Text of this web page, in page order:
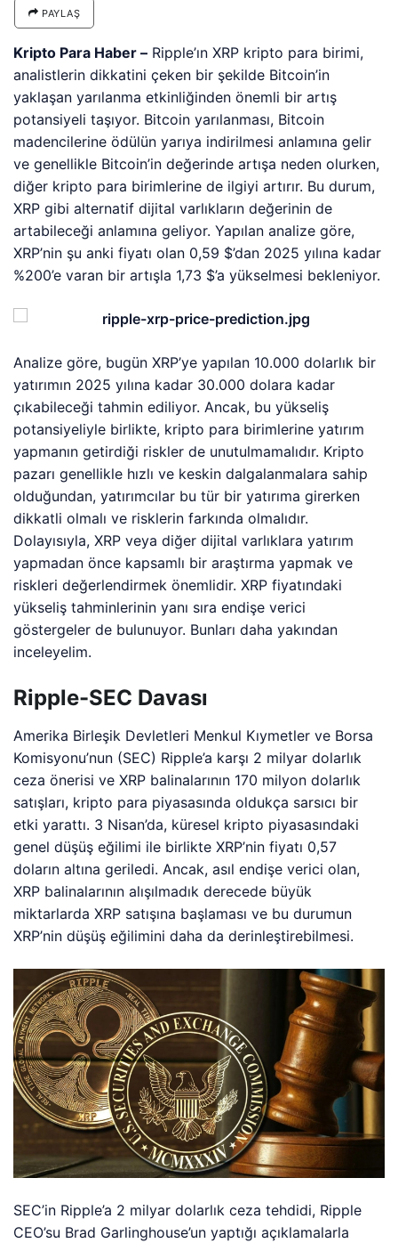
PAYLAŞ
Kripto Para Haber – Ripple’ın XRP kripto para birimi,
analistlerin dikkatini çeken bir şekilde Bitcoin’in
yaklaşan yarılanma etkinliğinden önemli bir artış
potansiyeli taşıyor. Bitcoin yarılanması, Bitcoin
madencilerine ödülün yarıya indirilmesi anlamına gelir
ve genellikle Bitcoin’in değerinde artışa neden olurken,
diğer kripto para birimlerine de ilgiyi artırır. Bu durum,
XRP gibi alternatif dijital varlıkların değerinin de
artabileceği anlamına geliyor. Yapılan analize göre,
XRP’nin şu anki fiyatı olan 0,59 $’dan 2025 yılına kadar
%200’e varan bir artışla 1,73 $’a yükselmesi bekleniyor.
Analize göre, bugün XRP’ye yapılan 10.000 dolarlık bir
yatırımın 2025 yılına kadar 30.000 dolara kadar
çıkabileceği tahmin ediliyor. Ancak, bu yükseliş
potansiyeliyle birlikte, kripto para birimlerine yatırım
yapmanın getirdiği riskler de unutulmamalıdır. Kripto
pazarı genellikle hızlı ve keskin dalgalanmalara sahip
olduğundan, yatırımcılar bu tür bir yatırıma girerken
dikkatli olmalı ve risklerin farkında olmalıdır.
Dolayısıyla, XRP veya diğer dijital varlıklara yatırım
yapmadan önce kapsamlı bir araştırma yapmak ve
riskleri değerlendirmek önemlidir. XRP fiyatındaki
yükseliş tahminlerinin yanı sıra endişe verici
göstergeler de bulunuyor. Bunları daha yakından
inceleyelim.
Ripple-SEC Davası
Amerika Birleşik Devletleri Menkul Kıymetler ve Borsa
Komisyonu’nun (SEC) Ripple’a karşı 2 milyar dolarlık
ceza önerisi ve XRP balinalarının 170 milyon dolarlık
satışları, kripto para piyasasında oldukça sarsıcı bir
etki yarattı. 3 Nisan’da, küresel kripto piyasasındaki
genel düşüş eğilimi ile birlikte XRP’nin fiyatı 0,57
doların altına geriledi. Ancak, asıl endişe verici olan,
XRP balinalarının alışılmadık derecede büyük
miktarlarda XRP satışına başlaması ve bu durumun
XRP’nin düşüş eğilimini daha da derinleştirebilmesi.
SEC’in Ripple’a 2 milyar dolarlık ceza tehdidi, Ripple
CEO’su Brad Garlinghouse’un yaptığı açıklamalarla